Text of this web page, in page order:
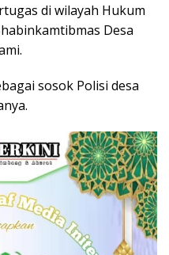
di wilayah Hukum
Desa
sosok Polisi desa